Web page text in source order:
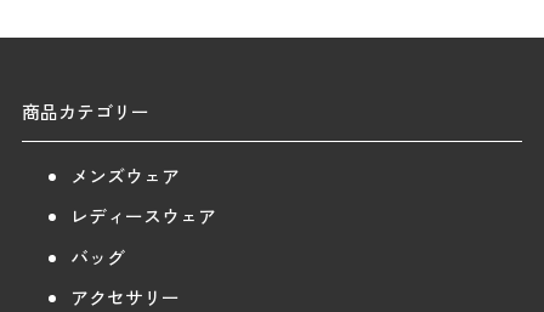
商品カテゴリー
メンズウェア
レディースウェア
バッグ
アクセサリー